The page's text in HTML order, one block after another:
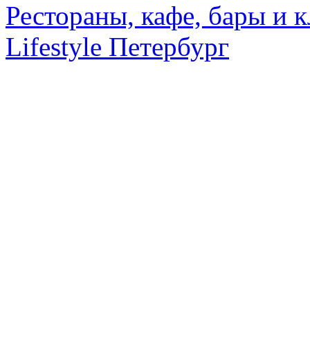
Рестораны, кафе, бары и
Lifestyle Петербург